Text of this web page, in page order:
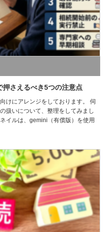
さえるべき5つの注意点
けにアレンジをしております。 伺
扱いについて、整理をしてみまし
イルは、gemini（有償版）を使用